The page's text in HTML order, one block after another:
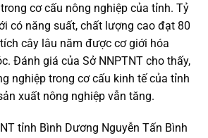
cơ cấu nông nghiệp của tỉnh. Tỷ
có năng suất, chất lượng cao đạt 80
cây lâu năm được cơ giới hóa
Đánh giá của Sở NNPTNT cho thấy,
nghiệp trong cơ cấu kinh tế của tỉnh
xuất nông nghiệp vẫn tăng.
tỉnh Bình Dương Nguyễn Tấn Bình